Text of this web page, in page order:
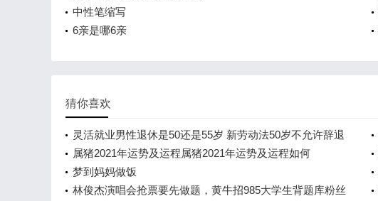
中性笔缩写
6亲是哪6亲
猜你喜欢
灵活就业男性退休是50还是55岁 新劳动法50岁不允许辞退
吗？
属猪2021年运势及运程属猪2021年运势及运程如何
梦到妈妈做饭
林俊杰演唱会抢票要先做题，黄牛招985大学生背题库粉丝